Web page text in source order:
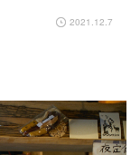
2021.12.7